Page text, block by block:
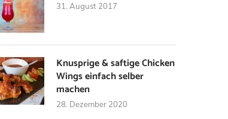
31. August 2017
Knusprige & saftige Chicken
Wings einfach selber
machen
28. Dezember 2020